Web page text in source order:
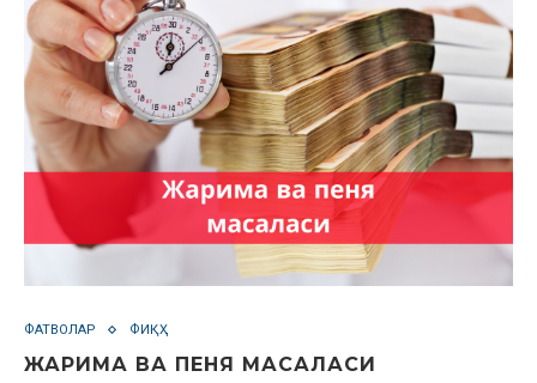
ФАТВОЛАР ФИҚҲ
ЖАРИМА ВА ПЕНЯ МАСАЛАСИ